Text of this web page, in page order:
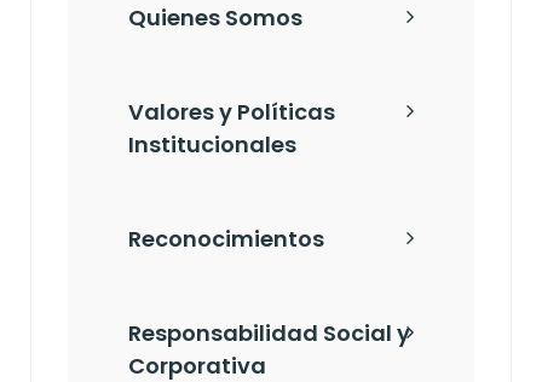
Quienes Somos
Valores y Políticas
Institucionales
Reconocimientos
Responsabilidad Social y
Corporativa